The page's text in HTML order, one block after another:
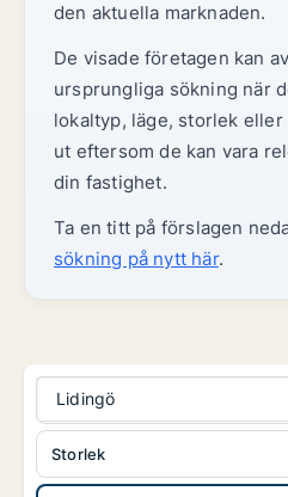
den aktuella marknaden.
De visade företagen kan
ursprungliga sökning när
lokaltyp, läge, storlek
ut eftersom de kan vara
din fastighet.
Ta en titt på förslagen
sökning på nytt här.
Lidingö
Storlek